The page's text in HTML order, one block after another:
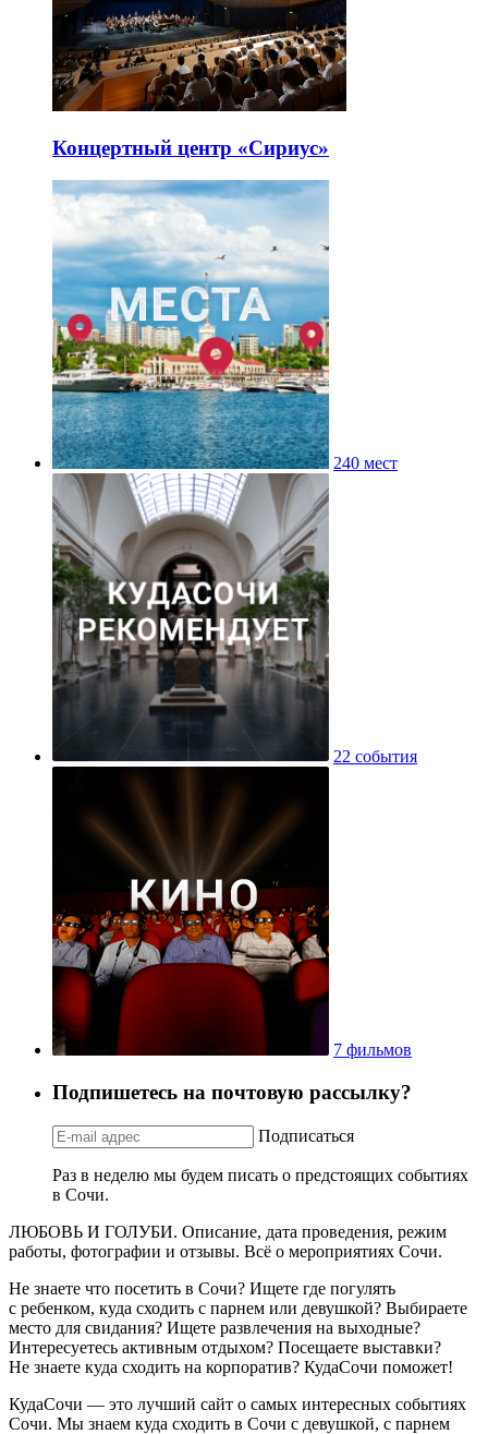
Концертный центр «Сириус»
240 мест
22 события
7 фильмов
Подпишетесь на почтовую рассылку?
Подписаться
Раз в неделю мы будем писать о предстоящих событиях
в Сочи.
ЛЮБОВЬ И ГОЛУБИ. Описание, дата проведения, режим
работы, фотографии и отзывы. Всё о мероприятиях Сочи.
Не знаете что посетить в Сочи? Ищете где погулять
с ребенком, куда сходить с парнем или девушкой? Выбираете
место для свидания? Ищете развлечения на выходные?
Интересуетесь активным отдыхом? Посещаете выставки?
Не знаете куда сходить на корпоратив? КудаСочи поможет!
КудаСочи — это лучший сайт о самых интересных событиях
Сочи. Мы знаем куда сходить в Сочи с девушкой, с парнем